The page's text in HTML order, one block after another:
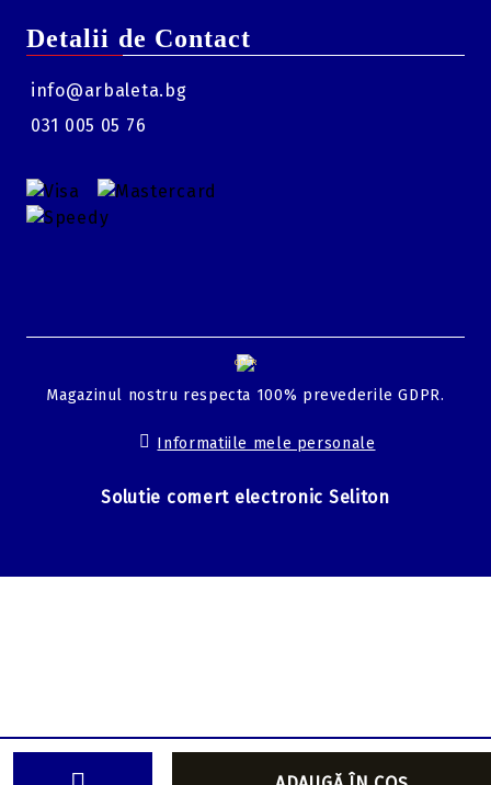
Detalii de Contact
info@arbaleta.bg
031 005 05 76
GDPR
Magazinul nostru respecta 100% prevederile GDPR.
Informatiile mele personale
Solutie comert electronic Seliton